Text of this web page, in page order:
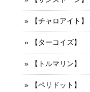
【チャロアイト】
【ターコイズ】
【トルマリン】
【ペリドット】